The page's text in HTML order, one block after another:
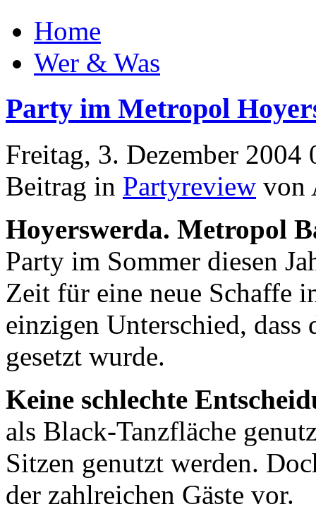
Home
Wer & Was
Party im Metropol
Freitag, 3. Dezember 2004
Beitrag in Partyreview von
Hoyerswerda. Metropol
Party im Sommer diesen
Zeit für eine neue Schaffe
einzigen Unterschied,
gesetzt wurde.
Keine schlechte
als Black-Tanzfläche
Sitzen genutzt werden.
der zahlreichen Gäste vor.